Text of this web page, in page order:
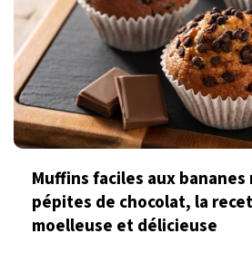
Muffins faciles aux
pépites de chocolat, la
moelleuse et délicieuse